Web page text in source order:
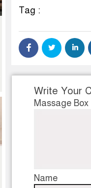
Tag :
Write Your
Massage Box
Name